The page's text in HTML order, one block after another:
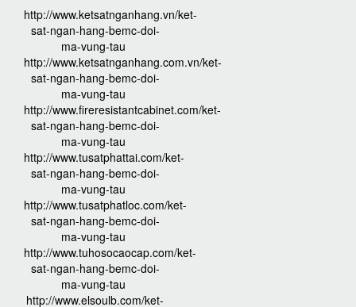
http://www.ketsatnganhang.vn/ket-
sat-ngan-hang-bemc-doi-
ma-vung-tau
http://www.ketsatnganhang.com.vn/ket-
sat-ngan-hang-bemc-doi-
ma-vung-tau
http://www.fireresistantcabinet.com/ket-
sat-ngan-hang-bemc-doi-
ma-vung-tau
http://www.tusatphattai.com/ket-
sat-ngan-hang-bemc-doi-
ma-vung-tau
http://www.tusatphatloc.com/ket-
sat-ngan-hang-bemc-doi-
ma-vung-tau
http://www.tuhosocaocap.com/ket-
sat-ngan-hang-bemc-doi-
ma-vung-tau
http://www.elsoulb.com/ket-